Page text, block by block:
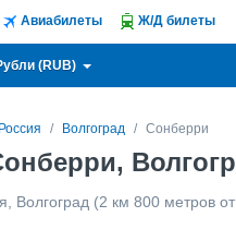
Авиабилеты Ж/Д билеты
(RUB)
Россия Волгоград Сонберри
Волгоград (2 км 800 метров